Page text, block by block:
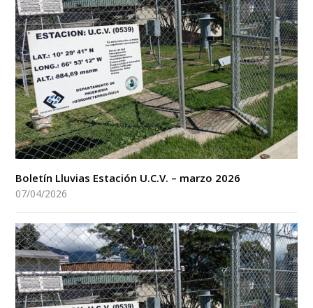
Boletín Lluvias Estación U.C.V. – marzo 2026
07/04/2026